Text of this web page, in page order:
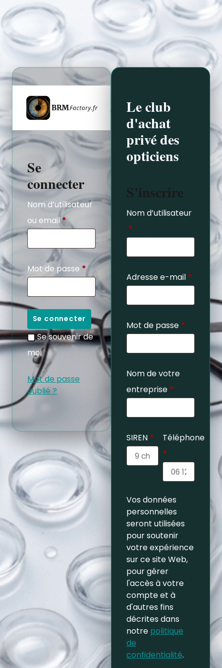
Se
connecter
Nom d’utilisateur
ou email*
Mot de passe *
Se connecter
Se souvenir de
moi
Mot de passe
oublié ?
Le club
d'achat
privé des
opticiens
S'inscrire
Nom d’utilisateur
*
Adresse e-mail *
Mot de passe *
Nom de votre
entreprise *
SIREN *
Téléphone
*
Vos données
personnelles
seront utilisées
pour soutenir
votre expérience
sur ce site Web,
pour gérer
l'accès à votre
compte et à
d'autres fins
décrites dans
notre politique
de
confidentialité.